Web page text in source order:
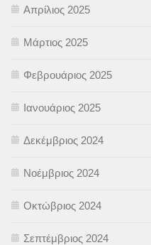
Απρίλιος 2025
Μάρτιος 2025
Φεβρουάριος 2025
Ιανουάριος 2025
Δεκέμβριος 2024
Νοέμβριος 2024
Οκτώβριος 2024
Σεπτέμβριος 2024